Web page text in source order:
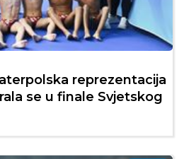
reprezentacija
se u finale Svjetskog